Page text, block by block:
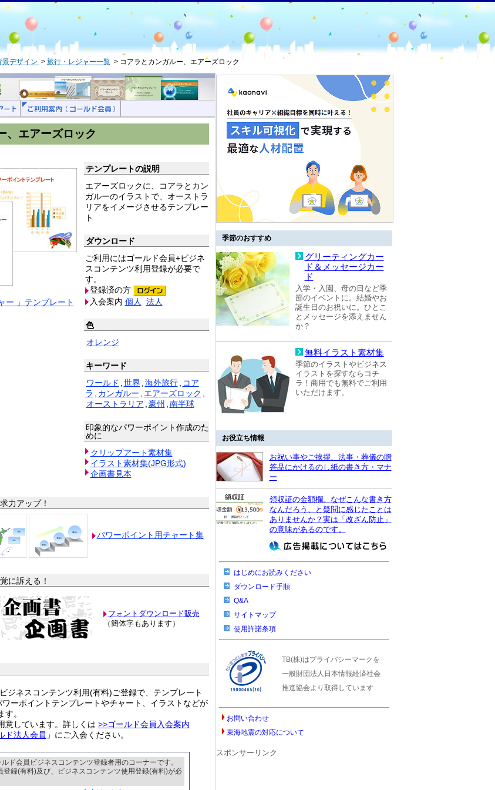
景デザイン 旅行・レジャー一覧 コアラとカンガルー、エアーズロック
、エアーズロック
ー 」テンプレート
テンプレートの説明
エアーズロックに、コアラとカン
ガルーのイラストで、オーストラ
リアをイメージさせるテンプレー
ト
ダウンロード
ご利用にはゴールド会員+ビジネ
スコンテンツ利用登録が必要で
す。
登録済の方
入会案内 個人 法人
色
オレンジ
キーワード
ワールド
世界 海外旅行
コア
ラ
カンガルー エアーズロック
オーストラリア 豪州 南半球
印象的なパワーポイント作成のた
めに
クリップアート素材集
イラスト素材集(JPG形式)
企画書見本
力アップ！
パワーポイント用チャート集
に訴える！
フォントダウンロード販売
（簡体字もあります）
ジネスコンテンツ利用(有料)ご登録で、テンプレート
ーポイントテンプレートやチャート、イラストなどが
。
意しています。詳しくは >>ゴールド会員入会案内
ド法人会員 」にご入会ください。
ド会員ビジネスコンテンツ登録者用のコーナーです。
登録(有料)及び、ビジネスコンテンツ使用登録(有料)が必
季節のおすすめ
グリーティングカー
ド＆メッセージカー
ド
入学・入園、母の日など季
節のイベントに。結婚やお
誕生日のお祝いに。ひとこ
とメッセージを添えません
か？
無料イラスト素材集
季節のイラストやビジネス
イラストを探すならコチ
ラ！商用でも無料でご利用
いただけます。
お役立ち情報
お祝い事やご挨拶、法事・葬儀の贈
答品にかけるのし紙の書き方・マナ
ー
領収証の金額欄。なぜこんな書き方
なんだろう、と疑問に感じたことは
ありませんか？実は「改ざん防止」
の意味があるのです。
はじめにお読みください
ダウンロード手順
Q&A
サイトマップ
使用許諾条項
TB(株)はプライバシーマークを
一般財団法人日本情報経済社会
推進協会より取得しています
お問い合わせ
東海地震の対応について
スポンサーリンク